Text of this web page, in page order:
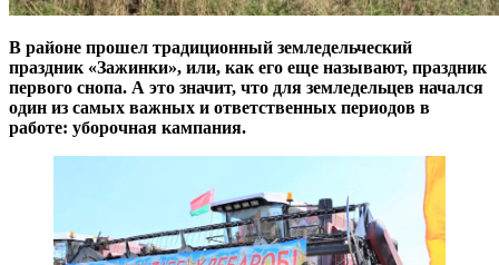
В районе прошел традиционный земледельческий
праздник «Зажинки», или, как его еще называют, праздник
первого снопа. А это значит, что для земледельцев начался
один из самых важных и ответственных периодов в
работе: уборочная кампания.